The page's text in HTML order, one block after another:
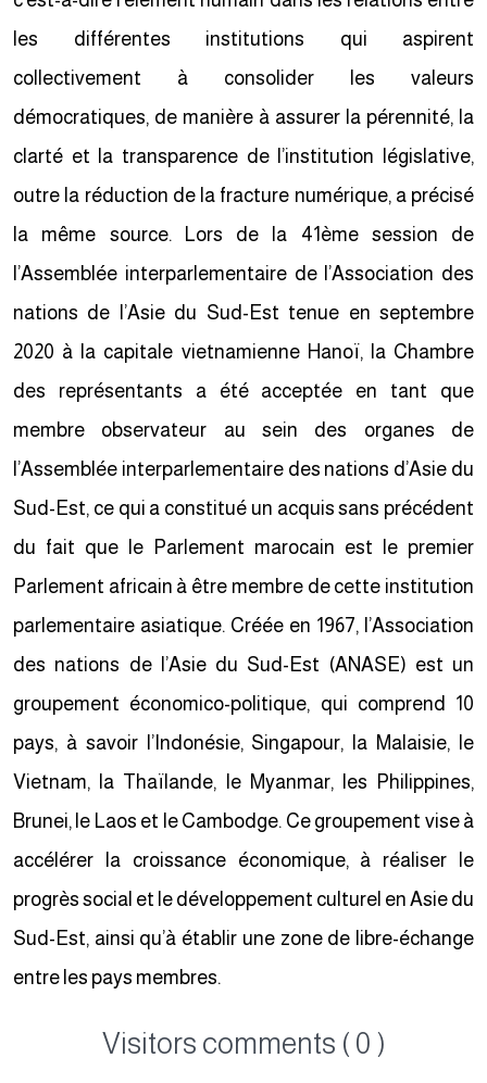
les différentes institutions qui aspirent
collectivement à consolider les valeurs
démocratiques, de manière à assurer la pérennité, la
clarté et la transparence de l’institution législative,
outre la réduction de la fracture numérique, a précisé
la même source. Lors de la 41ème session de
l’Assemblée interparlementaire de l’Association des
nations de l’Asie du Sud-Est tenue en septembre
2020 à la capitale vietnamienne Hanoï, la Chambre
des représentants a été acceptée en tant que
membre observateur au sein des organes de
l’Assemblée interparlementaire des nations d’Asie du
Sud-Est, ce qui a constitué un acquis sans précédent
du fait que le Parlement marocain est le premier
Parlement africain à être membre de cette institution
parlementaire asiatique. Créée en 1967, l’Association
des nations de l’Asie du Sud-Est (ANASE) est un
groupement économico-politique, qui comprend 10
pays, à savoir l’Indonésie, Singapour, la Malaisie, le
Vietnam, la Thaïlande, le Myanmar, les Philippines,
Brunei, le Laos et le Cambodge. Ce groupement vise à
accélérer la croissance économique, à réaliser le
progrès social et le développement culturel en Asie du
Sud-Est, ainsi qu’à établir une zone de libre-échange
entre les pays membres.
Visitors comments ( 0 )